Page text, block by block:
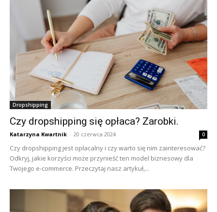
Dropshipping
Czy dropshipping się opłaca? Zarobki.
Katarzyna Kwartnik - 20 czerwca 2024 0
Czy dropshipping jest opłacalny i czy warto się nim zainteresować?
Odkryj, jakie korzyści może przynieść ten model biznesowy dla
Twojego e-commerce. Przeczytaj nasz artykuł,...